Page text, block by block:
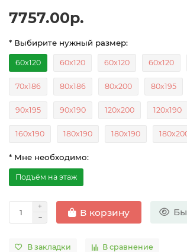
7757.00р.
* Выбирите нужный размер:
60x120 60x120 60x120 60x120
70x186 80x186 80х200 80x195
90x195 90x190 120х200 120x190
160x190 180x190 180x190
* Мне необходимо:
Подъём на этаж
В корзину
В закладки В сравнение